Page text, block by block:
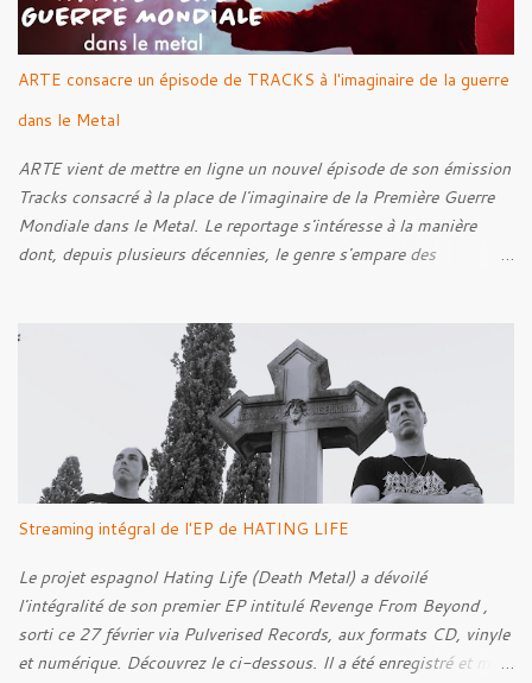
s
ARTE consacre un épisode de TRACKS à l'imaginaire de la guerre
dans le Metal
ARTE vient de mettre en ligne un nouvel épisode de son émission
Tracks consacré à la place de l'imaginaire de la Première Guerre
Mondiale dans le Metal. Le reportage s'intéresse à la manière
dont, depuis plusieurs décennies, le genre s'empare des
cette réflexion, Tracks est allé à la rencontre de Noise (
Kanonenfieber ) et de Dmytro Kumar ( 1914 ), qui reviennent sur
leur intérêt pour la Première Guerre mondiale. Le documentaire
donne également la parole au producteur Kristian "Kohle"
Kohlmannslehner, collaborateur de 1914 , ainsi qu'à l'historien
Ralf Raths, directeur du Musée allemand des blindés de Munster,
afin d'interroger plus largement la place des images de guerre
dans l'esthétique et l'imaginaire du Metal. Le reportage est à
découvrir ci-dessous :
Streaming intégral de l'EP de HATING LIFE
Le projet espagnol Hating Life (Death Metal) a dévoilé
l'intégralité de son premier EP intitulé Revenge From Beyond ,
sorti ce 27 février via Pulverised Records, aux formats CD, vinyle
et numérique. Découvrez le ci-dessous. Il a été enregistré et mixé